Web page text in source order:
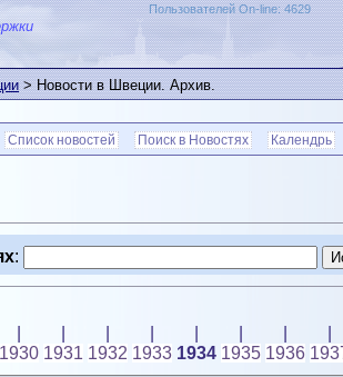
Пользователей On-line: 4629
> Новости в Швеции. Архив.
Список новостей Поиск в Новостях Календрь
:
1930 1931 1932 1933 1934 1935 1936